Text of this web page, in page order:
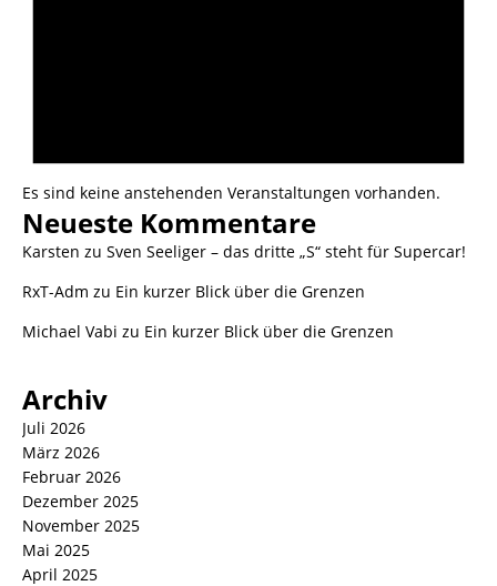
Es sind keine anstehenden Veranstaltungen vorhanden.
Neueste Kommentare
Karsten zu Sven Seeliger – das dritte „S“ steht für Supercar!
RxT-Adm zu Ein kurzer Blick über die Grenzen
Michael Vabi zu Ein kurzer Blick über die Grenzen
Archiv
Juli 2026
März 2026
Februar 2026
Dezember 2025
November 2025
Mai 2025
April 2025